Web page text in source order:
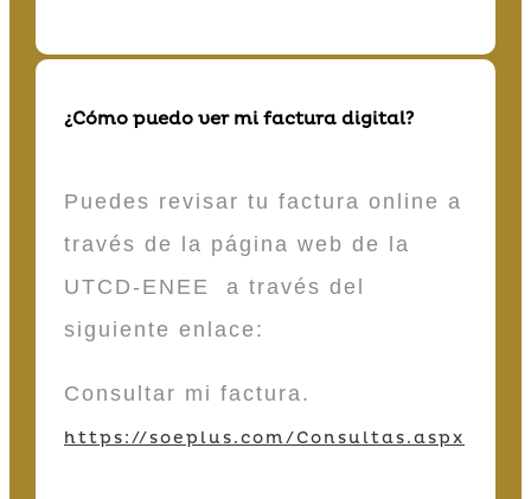
¿Cómo puedo ver mi factura digital?
Puedes revisar tu factura online a
través de la página web de la
UTCD-ENEE a través del
siguiente enlace:
Consultar mi factura.
https://soeplus.com/Consultas.aspx